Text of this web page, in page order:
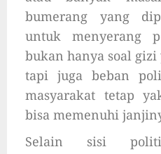
bumerang yang
untuk menyerang
bukan hanya soal
tapi juga beban
masyarakat tetap
bisa memenuhi
Selain sisi